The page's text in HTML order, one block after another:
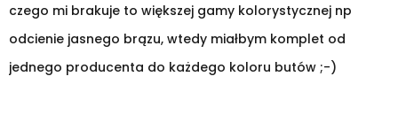
czego mi brakuje to większej gamy kolorystycznej np
odcienie jasnego brązu, wtedy miałbym komplet od
jednego producenta do każdego koloru butów ;-)